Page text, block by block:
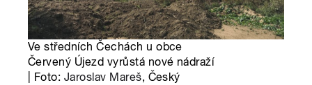
Ve středních Čechách u obce
Červený Újezd vyrůstá nové nádraží
| Foto: Jaroslav Mareš, Český